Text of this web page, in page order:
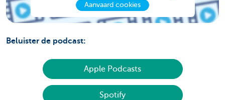
Aanvaard cookies
Beluister de podcast:
Apple Podcasts
Spotify